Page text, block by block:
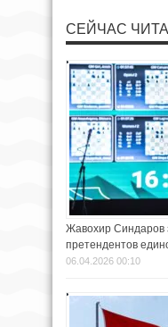
СЕЙЧАС
Жавохир Синдаров
претендентов
06.04.2026 00:10